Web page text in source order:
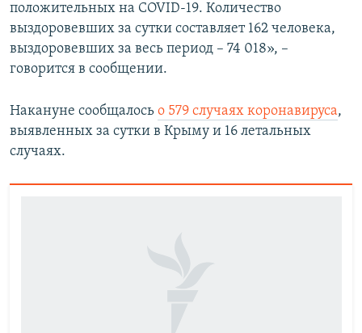
положительных на COVID-19. Количество
выздоровевших за сутки составляет 162 человека,
выздоровевших за весь период – 74 018», –
говорится в сообщении.
Накануне сообщалось о 579 случаях коронавируса,
выявленных за сутки в Крыму и 16 летальных
случаях.